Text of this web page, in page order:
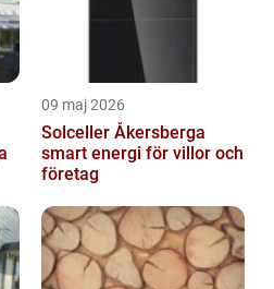
09 maj 2026
Solceller Åkersberga
smart energi för villor och
företag